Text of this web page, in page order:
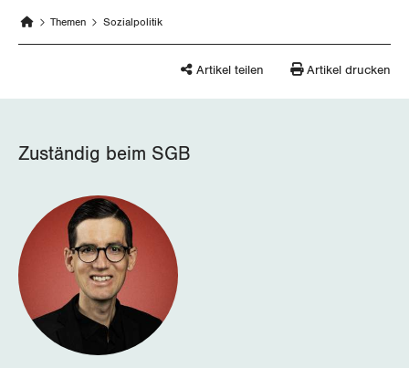
Jura
Nidwalden
Schaffhausen
Schwyz
St. Gallen-Appenzell
Themen Sozialpolitik
Artikel teilen Artikel drucken
Zuständig beim SGB